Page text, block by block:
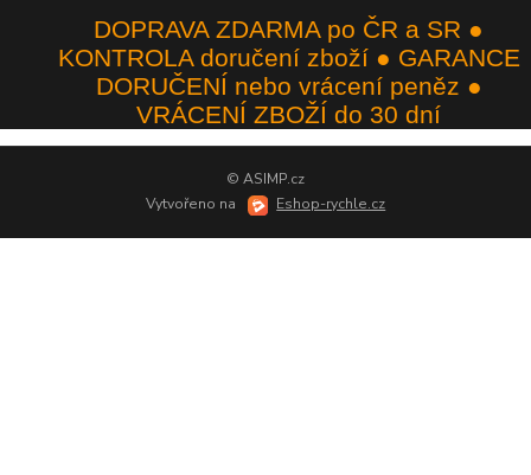
DOPRAVA ZDARMA po ČR a SR ●
KONTROLA doručení zboží ● GARANCE
DORUČENÍ nebo vrácení peněz ●
VRÁCENÍ ZBOŽÍ do 30 dní
© ASIMP.cz
Vytvořeno na
Eshop-rychle.cz